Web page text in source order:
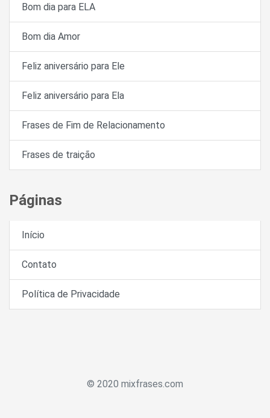
Bom dia para ELA
Bom dia Amor
Feliz aniversário para Ele
Feliz aniversário para Ela
Frases de Fim de Relacionamento
Frases de traição
Páginas
Início
Contato
Política de Privacidade
© 2020 mixfrases.com